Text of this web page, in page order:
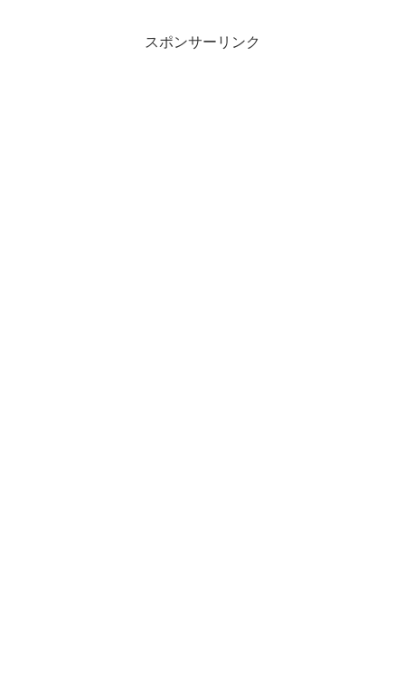
スポンサーリンク